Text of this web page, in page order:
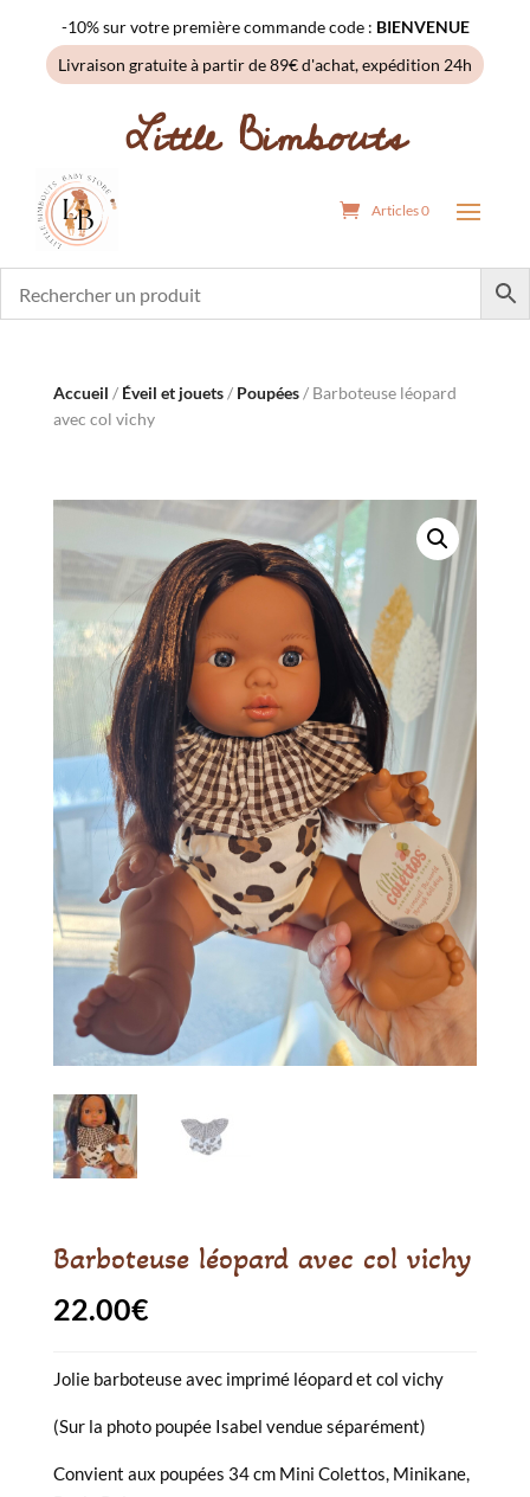
-10% sur votre première commande code : BIENVENUE
Livraison gratuite à partir de 89€ d'achat, expédition 24h
Little Bimbouts
Articles 0
Accueil / Éveil et jouets/ Poupées/ Barboteuse léopard
avec col vichy
Barboteuse léopard avec col vichy
22.00€
Jolie barboteuse avec imprimé léopard et col vichy
(Sur la photo poupée Isabel vendue séparément)
Convient aux poupées 34 cm Mini Colettos, Minikane,